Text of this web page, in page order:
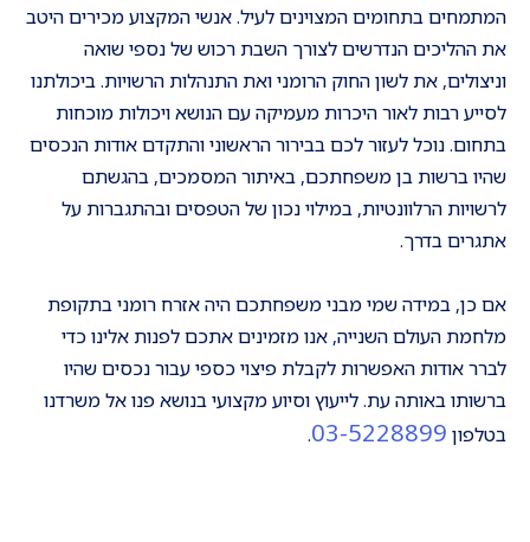
המתמחים בתחומים המצוינים לעיל. אנשי המקצוע מכירים היטב
את ההליכים הנדרשים לצורך השבת רכוש של נספי שואה
וניצולים, את לשון החוק הרומני ואת התנהלות הרשויות. ביכולתנו
לסייע רבות לאור היכרות מעמיקה עם הנושא ויכולות מוכחות
בתחום. נוכל לעזור לכם בבירור הראשוני והתקדם אודות הנכסים
שהיו ברשות בן משפחתכם, באיתור המסמכים, בהגשתם
לרשויות הרלוונטיות, במילוי נכון של הטפסים ובהתגברות על
אתגרים בדרך.
אם כן, במידה שמי מבני משפחתכם היה אזרח רומני בתקופת
מלחמת העולם השנייה, אנו מזמינים אתכם לפנות אלינו כדי
לברר אודות האפשרות לקבלת פיצוי כספי עבור נכסים שהיו
ברשותו באותה עת. לייעוץ וסיוע מקצועי בנושא פנו אל משרדנו
בטלפון 03-5228899
.